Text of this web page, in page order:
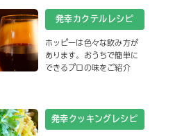
発幸カクテルレシピ
ホッピーは色々な飲み方が
あります。おうちで簡単に
できるプロの味をご紹介
発幸クッキングレシピ